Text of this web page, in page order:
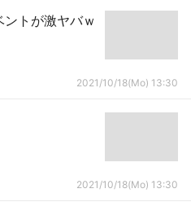
ントが激ヤバｗ
2021/10/18(Mo) 13:30
2021/10/18(Mo) 13:30